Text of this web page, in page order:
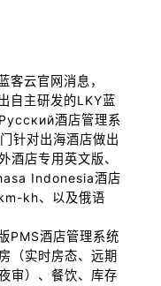
云官网消息，
自主研发的LKY蓝
酒店管理系
针对出海酒店做出
酒店专用英文版、
Indonesia酒店
kh、以及俄语
酒店管理系统
（实时房态、远期
审）、餐饮、库存